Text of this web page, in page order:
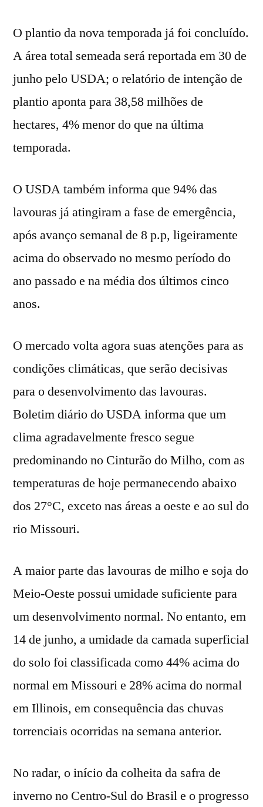
O plantio da nova temporada já foi concluído.
A área total semeada será reportada em 30 de
junho pelo USDA; o relatório de intenção de
plantio aponta para 38,58 milhões de
hectares, 4% menor do que na última
temporada.
O USDA também informa que 94% das
lavouras já atingiram a fase de emergência,
após avanço semanal de 8 p.p, ligeiramente
acima do observado no mesmo período do
ano passado e na média dos últimos cinco
anos.
O mercado volta agora suas atenções para as
condições climáticas, que serão decisivas
para o desenvolvimento das lavouras.
Boletim diário do USDA informa que um
clima agradavelmente fresco segue
predominando no Cinturão do Milho, com as
temperaturas de hoje permanecendo abaixo
dos 27°C, exceto nas áreas a oeste e ao sul do
rio Missouri.
A maior parte das lavouras de milho e soja do
Meio-Oeste possui umidade suficiente para
um desenvolvimento normal. No entanto, em
14 de junho, a umidade da camada superficial
do solo foi classificada como 44% acima do
normal em Missouri e 28% acima do normal
em Illinois, em consequência das chuvas
torrenciais ocorridas na semana anterior.
No radar, o início da colheita da safra de
inverno no Centro-Sul do Brasil e o progresso